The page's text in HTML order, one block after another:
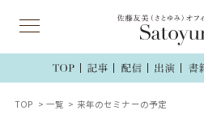
TOP 一覧 来年のセミナーの予定